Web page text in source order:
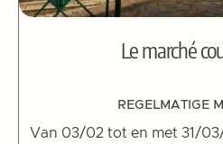
Le marché
REGELMATIGE
Van 03/02 tot en met 31/